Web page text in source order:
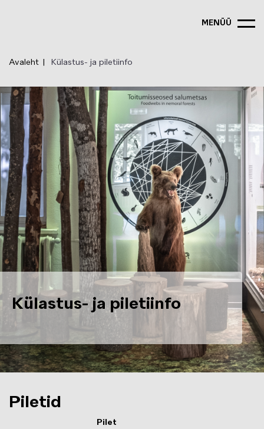
MENÜÜ
Avaleht Külastus- ja piletiinfo
Külastus- ja piletiinfo
Piletid
Pilet